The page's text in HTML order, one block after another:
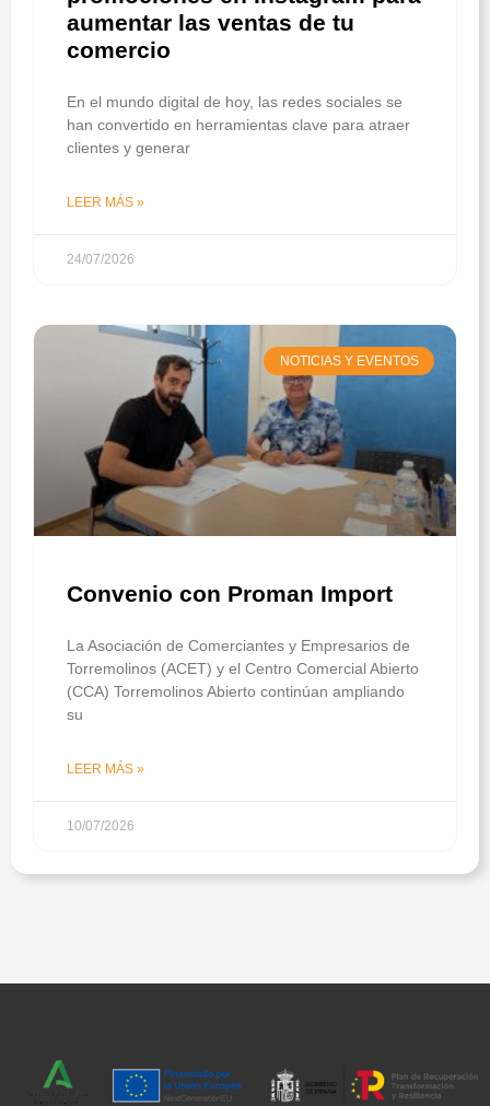
aumentar las ventas de tu
comercio
En el mundo digital de hoy, las redes sociales se
han convertido en herramientas clave para atraer
clientes y generar
LEER MÁS »
24/07/2026
NOTICIAS Y EVENTOS
Convenio con Proman Import
La Asociación de Comerciantes y Empresarios de
Torremolinos (ACET) y el Centro Comercial Abierto
(CCA) Torremolinos Abierto continúan ampliando
su
LEER MÁS »
10/07/2026